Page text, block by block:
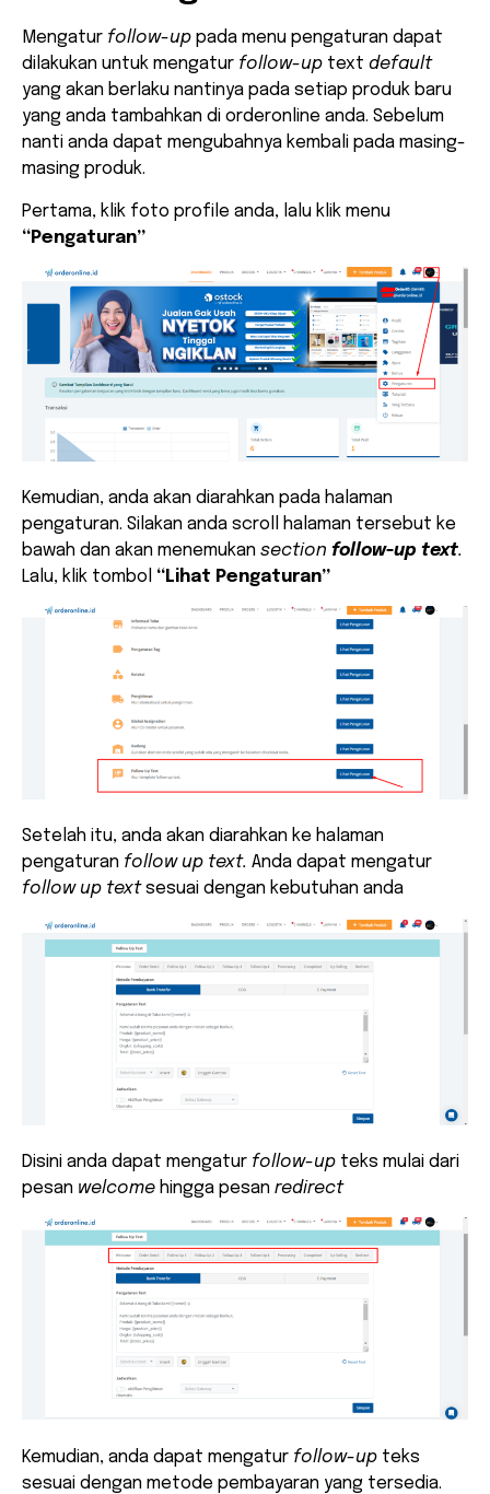
Mengatur follow-up pada menu pengaturan dapat
dilakukan untuk mengatur follow-up text default
yang akan berlaku nantinya pada setiap produk baru
yang anda tambahkan di orderonline anda. Sebelum
nanti anda dapat mengubahnya kembali pada masing-
masing produk.
Pertama, klik foto profile anda, lalu klik menu
“Pengaturan”
Kemudian, anda akan diarahkan pada halaman
pengaturan. Silakan anda scroll halaman tersebut ke
bawah dan akan menemukan section follow-up text.
Lalu, klik tombol “Lihat Pengaturan”
Setelah itu, anda akan diarahkan ke halaman
pengaturan follow up text. Anda dapat mengatur
follow up textsesuai dengan kebutuhan anda
Disini anda dapat mengatur follow-up teks mulai dari
pesan welcome hingga pesan redirect
Kemudian, anda dapat mengatur follow-up teks
sesuai dengan metode pembayaran yang tersedia.